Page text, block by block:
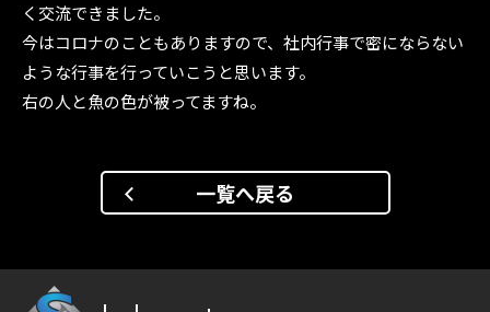
く交流できました。
今はコロナのこともありますので、社内行事で密にならない
ような行事を行っていこうと思います。
右の人と魚の色が被ってますね。
一覧へ戻る